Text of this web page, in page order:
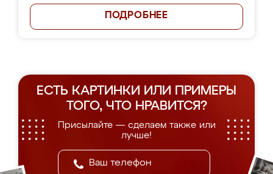
ПОДРОБНЕЕ
ЕСТЬ КАРТИНКИ ИЛИ ПРИМЕРЫ
ТОГО, ЧТО НРАВИТСЯ?
Присылайте — сделаем также или
лучше!